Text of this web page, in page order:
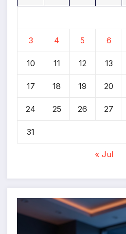
3 4 5 6
10 11 12 13
17 18 19 20
24 25 26 27
31
« Jul